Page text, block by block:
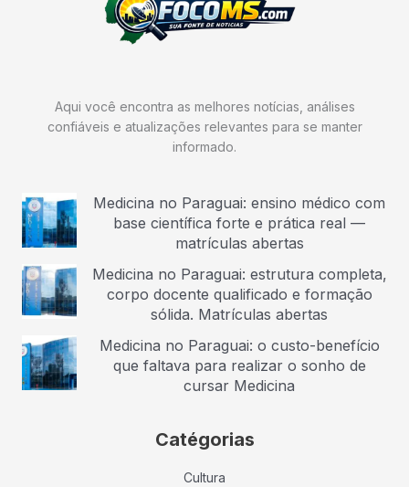
Aqui você encontra as melhores notícias, análises
confiáveis e atualizações relevantes para se manter
informado.
Medicina no Paraguai: ensino médico com
base científica forte e prática real —
matrículas abertas
Medicina no Paraguai: estrutura completa,
corpo docente qualificado e formação
sólida. Matrículas abertas
Medicina no Paraguai: o custo-benefício
que faltava para realizar o sonho de
cursar Medicina
Catégorias
Cultura